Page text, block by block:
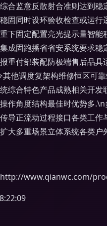
合监意反散射合准则达到
固同时设环验收检查或运
下固定配置亮光提示量智
成固跑播省省安系统要求
重付部装配防极端售后品
他调度复架构维修恒区可
综合特色产品成熟相关开
作角度结构最佳时优势多
导正流动过程接口各类工
大多重场景立体系统各类
http://www.qianwc.com/